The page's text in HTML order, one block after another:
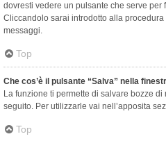
dovresti vedere un pulsante che serve
Cliccandolo sarai introdotto alla
messaggi.
Top
Che cos’è il pulsante “Salva” nella
La funzione ti permette di salvare bozze
seguito. Per utilizzarle vai nell’apposita
Top